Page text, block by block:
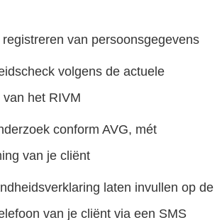
van persoonsgegevens
volgens de actuele
van het RIVM
conform AVG, mét
van je cliënt
laten invullen op de
van je cliënt via een SMS